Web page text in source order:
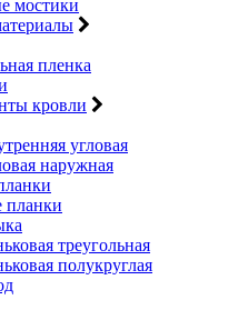
мостики
пленка
кровли
угловая
наружная
планки
треугольная
полукруглая